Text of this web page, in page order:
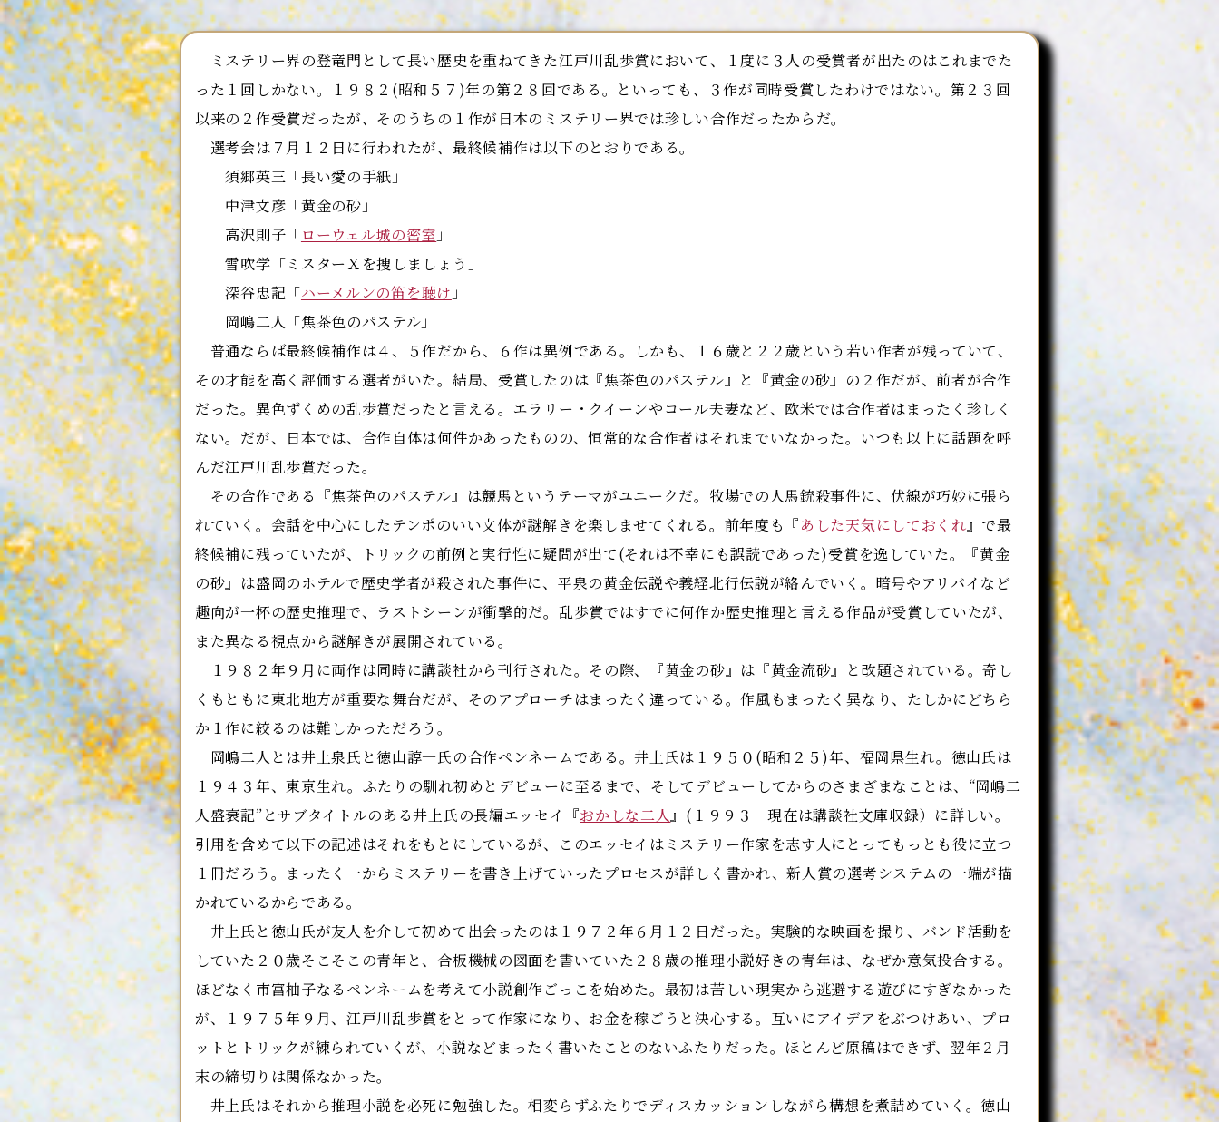
ミステリー界の登竜門として長い歴史を重ねてきた江戸川乱歩賞において、１度に３人の受賞者が出たのはこれまでた
った１回しかない。１９８２(昭和５７)年の第２８回である。といっても、３作が同時受賞したわけではない。第２３回
以来の２作受賞だったが、そのうちの１作が日本のミステリー界では珍しい合作だったからだ。
選考会は７月１２日に行われたが、最終候補作は以下のとおりである。
須郷英三「長い愛の手紙」
中津文彦「黄金の砂」
高沢則子「ローウェル城の密室 」
雪吹学「ミスターＸを捜しましょう」
深谷忠記「ハーメルンの笛を聴け 」
岡嶋二人「焦茶色のパステル」
普通ならば最終候補作は４、５作だから、６作は異例である。しかも、１６歳と２２歳という若い作者が残っていて、
その才能を高く評価する選者がいた。結局、受賞したのは『焦茶色のパステル』と『黄金の砂』の２作だが、前者が合作
だった。異色ずくめの乱歩賞だったと言える。エラリー・クイーンやコール夫妻など、欧米では合作者はまったく珍しく
ない。だが、日本では、合作自体は何件かあったものの、恒常的な合作者はそれまでいなかった。いつも以上に話題を呼
んだ江戸川乱歩賞だった。
その合作である『焦茶色のパステル』は競馬というテーマがユニークだ。牧場での人馬銃殺事件に、伏線が巧妙に張ら
れていく。会話を中心にしたテンポのいい文体が謎解きを楽しませてくれる。前年度も『あした天気にしておくれ』で最
終候補に残っていたが、トリックの前例と実行性に疑問が出て(それは不幸にも誤読であった)受賞を逸していた。『黄金
の砂』は盛岡のホテルで歴史学者が殺された事件に、平泉の黄金伝説や義経北行伝説が絡んでいく。暗号やアリバイなど
趣向が一杯の歴史推理で、ラストシーンが衝撃的だ。乱歩賞ではすでに何作か歴史推理と言える作品が受賞していたが、
また異なる視点から謎解きが展開されている。
１９８２年９月に両作は同時に講談社から刊行された。その際、『黄金の砂』は『黄金流砂』と改題されている。奇し
くもともに東北地方が重要な舞台だが、そのアプローチはまったく違っている。作風もまったく異なり、たしかにどちら
か１作に絞るのは難しかっただろう。
岡嶋二人とは井上泉氏と徳山諄一氏の合作ペンネームである。井上氏は１９５０(昭和２５)年、福岡県生れ。徳山氏は
１９４３年、東京生れ。ふたりの馴れ初めとデビューに至るまで、そしてデビューしてからのさまざまなことは、“岡嶋二
人盛衰記”とサブタイトルのある井上氏の長編エッセイ『おかしな二人』(１９９３ 現在は講談社文庫収録）に詳しい。
引用を含めて以下の記述はそれをもとにしているが、このエッセイはミステリー作家を志す人にとってもっとも役に立つ
１冊だろう。まったく一からミステリーを書き上げていったプロセスが詳しく書かれ、新人賞の選考システムの一端が描
かれているからである。
井上氏と徳山氏が友人を介して初めて出会ったのは１９７２年６月１２日だった。実験的な映画を撮り、バンド活動を
していた２０歳そこそこの青年と、合板機械の図面を書いていた２８歳の推理小説好きの青年は、なぜか意気投合する。
ほどなく市富柚子なるペンネームを考えて小説創作ごっこを始めた。最初は苦しい現実から逃避する遊びにすぎなかった
が、１９７５年９月、江戸川乱歩賞をとって作家になり、お金を稼ごうと決心する。互いにアイデアをぶつけあい、プロ
ットとトリックが練られていくが、小説などまったく書いたことのないふたりだった。ほとんど原稿はできず、翌年２月
末の締切りは関係なかった。
井上氏はそれから推理小説を必死に勉強した。相変らずふたりでディスカッションしながら構想を煮詰めていく。徳山